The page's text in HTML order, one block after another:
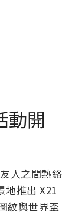
動開
人之間熱絡
地推出 X21
紋與世界盃